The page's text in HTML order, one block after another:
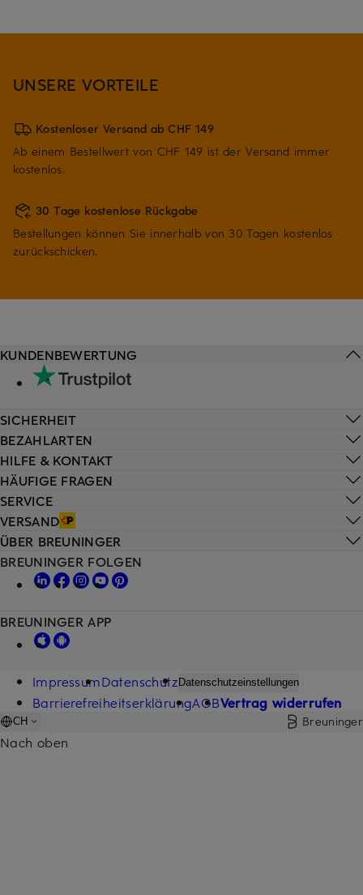
UNSERE VORTEILE
Kostenloser Versand ab CHF 149
Ab einem Bestellwert von CHF 149 ist der Versand immer
kostenlos.
30 Tage kostenlose Rückgabe
Bestellungen können Sie innerhalb von 30 Tagen kostenlos
zurückschicken.
HILFE & KONTAKT
HÄUFIGE FRAGEN
SERVICE
VERSAND
KUNDENBEWERTUNG
SICHERHEIT
BEZAHLARTEN
ÜBER BREUNINGER
BREUNINGER FOLGEN
BREUNINGER APP
ImpressumDatenschutz Datenschutzeinstellungen
BarrierefreiheitserklärungAGBVertrag widerrufen
CH Breuninger
Nach oben